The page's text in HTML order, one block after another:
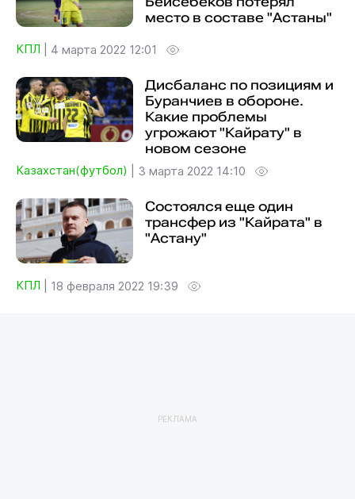
место в составе "Астаны"
КПЛ 4 марта 2022 12:01
Дисбаланс по позициям и
Буранчиев в обороне.
Какие проблемы
угрожают "Кайрату" в
новом сезоне
Казахстан(футбол) 3 марта 2022 14:10
Состоялся еще один
трансфер из "Кайрата" в
"Астану"
КПЛ 18 февраля 2022 19:39
РЕКЛАМА